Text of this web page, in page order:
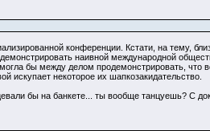
конференции. Кстати, на тему,
наивной международной
бы между делом продемонстрировать,
искупает некоторое их шапкозакидательство.
бы на банкете... ты вообще танцуешь? С